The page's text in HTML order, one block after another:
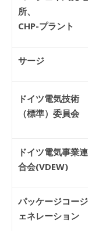
所、
CHP-プラント
サージ
ドイツ電気技術
（標準）委員会
ドイツ電気事業連
合会(VDEW)
パッケージコージ
ェネレーション